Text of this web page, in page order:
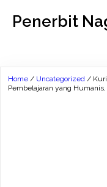
Penerbit
Home / Uncategorized /
Pembelajaran yang